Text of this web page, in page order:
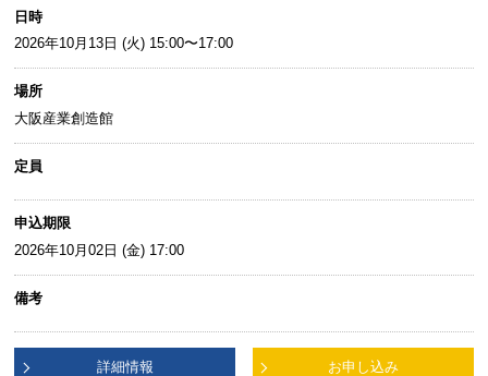
日時
2026年10月13日 (火) 15:00〜17:00
場所
大阪産業創造館
定員
申込期限
2026年10月02日 (金) 17:00
備考
詳細情報 お申し込み